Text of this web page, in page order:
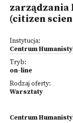
zarządzania
(citizen
Instytucja:
Centrum
Tryb:
on-line
Rodzaj oferty:
Warsztaty
Centrum